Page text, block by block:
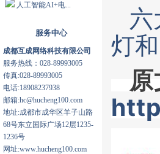
人工智能AI+电...
服务中心
成都互成网络科技有限公司
服务热线：028-89993005
传真:028-89993005
电话:18908237938
邮箱:hc@hucheng100.com
地址:成都市成华区羊子山路
68号东立国际广场12层1235-
1236号
网址:www.hucheng100.com
六
灯
原